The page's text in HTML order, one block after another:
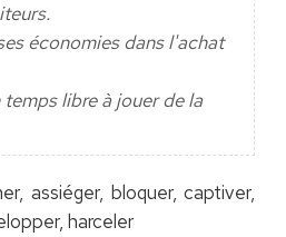
économies dans l'achat
libre à jouer de la
assiéger, bloquer, captiver,
harceler